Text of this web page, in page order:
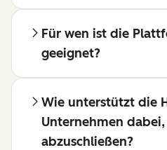
Für wen ist die
geeignet?
Wie unterstützt die
Unternehmen
abzuschließen?